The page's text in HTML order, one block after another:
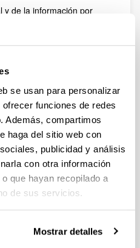
se usan para personalizar
funciones de redes
Además, compartimos
haga del sitio web con
publicidad y análisis
con otra información
que hayan recopilado a
de sus servicios.
Mostrar detalles
y de la información por
la enseñanza
"Canvas LMS, a usable
MOOCs". En: Global e-
CEF. ISBN: 978-84-
"Telegram, mezularitza
ikaskuntzarako".
Ikasnabar 2015.
de la UPV/EHU. ISBN:
y su analítica". En: